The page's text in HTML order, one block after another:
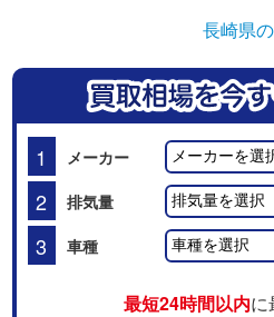
長崎県
1 メーカー
2 排気量
3 車種
最短24時間以内に